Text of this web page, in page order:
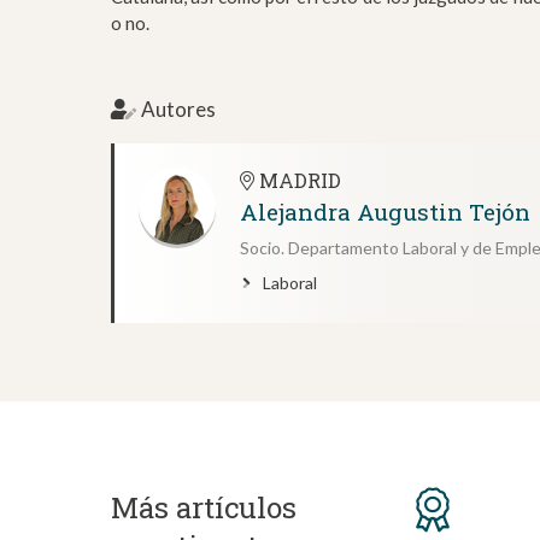
o no.
Autores
MADRID
Alejandra Augustin Tejón
Socio. Departamento Laboral y de
Laboral
Más artículos